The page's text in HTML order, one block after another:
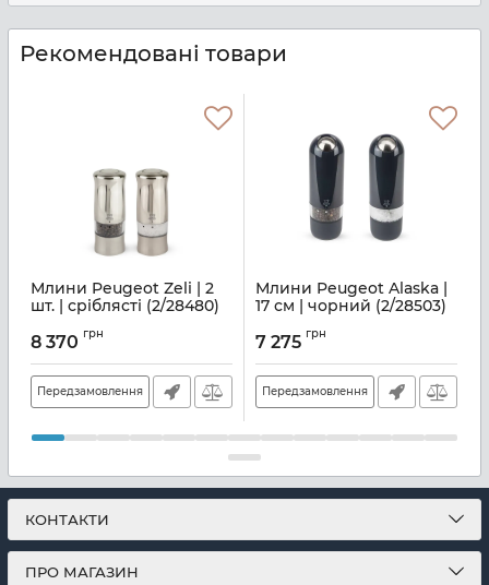
Рекомендовані товари
Млини Peugeot Zeli | 2
шт. | сріблясті (2/28480)
8 370 грн
Передзамовлення
Млини Peugeot Alaska |
17 см | чорний (2/28503)
7 275 грн
Передзамовлення
КОНТАКТИ
ПРО МАГАЗИН